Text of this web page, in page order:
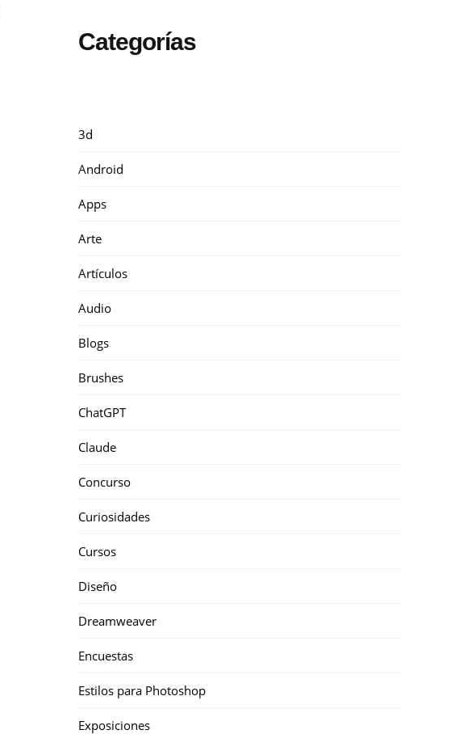
Categorías
3d
Android
Apps
Arte
Artículos
Audio
Blogs
Brushes
ChatGPT
Claude
Concurso
Curiosidades
Cursos
Diseño
Dreamweaver
Encuestas
Estilos para Photoshop
Exposiciones